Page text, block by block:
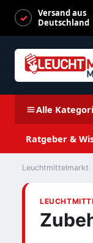
Versand aus
Deutschland
Alle
Ratgeber &
Leuchtmittelmarkt